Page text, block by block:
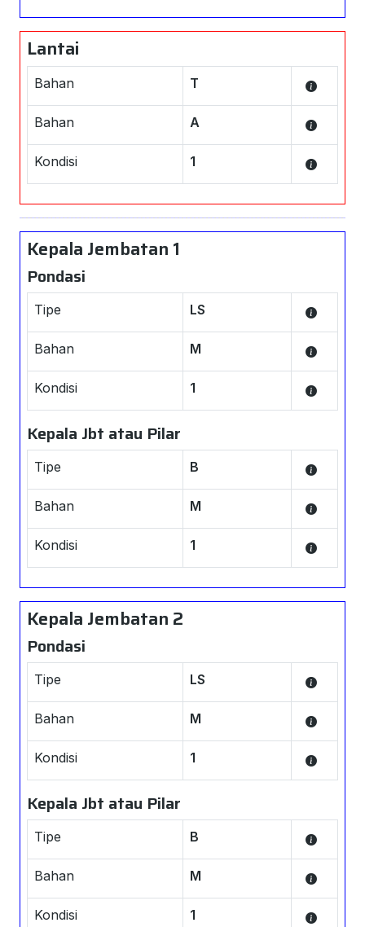
Lantai
Bahan T
Bahan A
Kondisi 1
Kepala Jembatan 1
Pondasi
Tipe LS
Bahan M
Kondisi 1
Kepala Jbt atau Pilar
Tipe B
Bahan M
Kondisi 1
Kepala Jembatan 2
Pondasi
Tipe LS
Bahan M
Kondisi 1
Kepala Jbt atau Pilar
Tipe B
Bahan M
Kondisi 1